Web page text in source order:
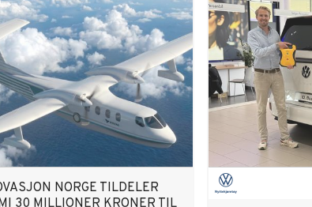
NORGE TILDELER
30 MILLIONER KRONER TIL